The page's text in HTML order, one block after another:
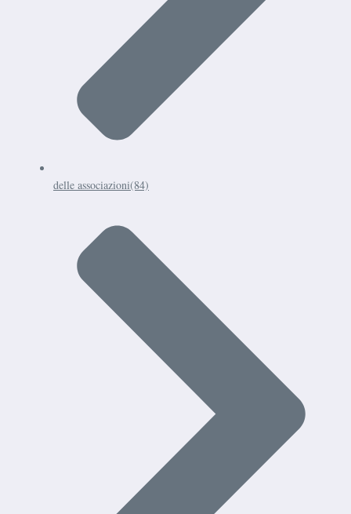
delle associazioni(84)